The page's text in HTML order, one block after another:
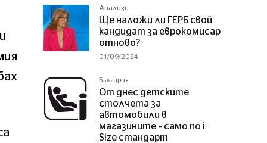
Анализи
Ще наложи ли ГЕРБ свой
кандидат за еврокомисар
отново?
01/09/2024
България
От днес детските
столчета за
автомобили в
магазините – само по i-
Size стандарт